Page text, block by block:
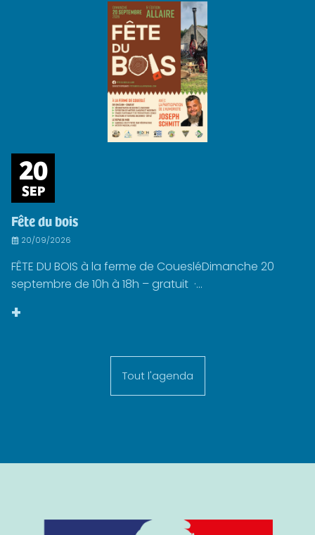
20
SEP
Fête du bois
20/09/2026
FÊTE DU BOIS à la ferme de CouesléDimanche 20
septembre de 10h à 18h – gratuit ·...
+
Tout l'agenda